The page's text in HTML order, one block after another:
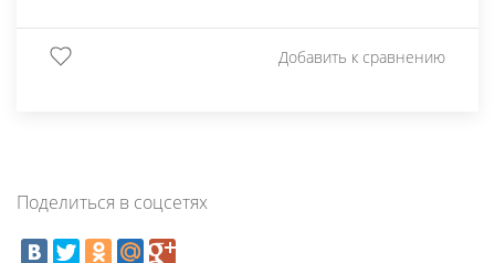
Добавить к сравнению
Поделиться в соцсетях